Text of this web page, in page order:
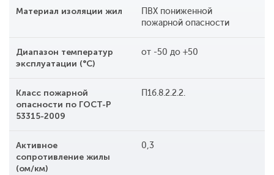
Материал изоляции жил
ПВХ пониженной
пожарной опасности
Диапазон температур
эксплуатации (°С)
от -50 до +50
Класс пожарной
опасности по ГОСТ-Р
53315-2009
П1б.8.2.2.2.
Активное
сопротивление жилы
(ом/км)
0,3